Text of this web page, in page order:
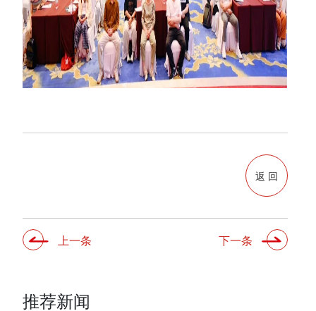
返 回
上一条 下一条
推荐新闻